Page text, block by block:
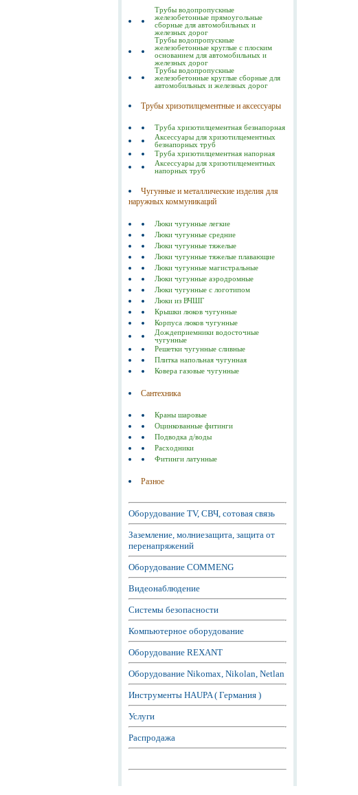
Трубы водопропускные
железобетонные прямоугольные
сборные для автомобильных и
железных дорог
Трубы водопропускные
железобетонные круглые с плоским
основанием для автомобильных и
железных дорог
Трубы водопропускные
железобетонные круглые сборные для
автомобильных и железных дорог
Трубы хризотилцементные и аксессуары
Труба хризотилцементная безнапорная
Аксессуары для хризотилцементных
безнапорных труб
Труба хризотилцементная напорная
Аксессуары для хризотилцементных
напорных труб
Чугунные и металлические изделия для
наружных коммуникаций
Люки чугунные легкие
Люки чугунные средние
Люки чугунные тяжелые
Люки чугунные тяжелые плавающие
Люки чугунные магистральные
Люки чугунные аэродромные
Люки чугунные с логотипом
Люки из ВЧШГ
Крышки люков чугунные
Корпуса люков чугунные
Дождеприемники водосточные
чугунные
Решетки чугунные сливные
Плитка напольная чугунная
Ковера газовые чугунные
Сантехника
Краны шаровые
Оцинкованные фитинги
Подводка д/воды
Расходники
Фитинги латунные
Разное
Оборудование TV, СВЧ, сотовая связь
Заземление, молниезащита, защита от
перенапряжений
Оборудование COMMENG
Видеонаблюдение
Системы безопасности
Компьютерное оборудование
Оборудование REXANT
Оборудование Nikomax, Nikolan, Netlan
Инструменты HAUPA ( Германия )
Услуги
Распродажа